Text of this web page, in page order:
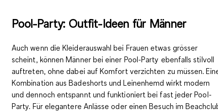
Pool-Party: Outfit-Ideen für Männer
Auch wenn die Kleiderauswahl bei Frauen etwas grösser
scheint, könnenMänner bei einer Pool-Party ebenfalls stilvoll
auftreten, ohne dabei auf Komfort verzichten zu müssen.
Kombination aus Badeshorts und Leinenhemd wirkt modern
und dennoch entspannt und funktioniert bei fast jeder Pool-
Party. Für elegantere Anlässe oder einen Besuch im